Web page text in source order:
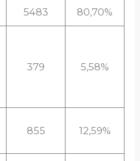
5483 80,70%
379 5,58%
855 12,59%